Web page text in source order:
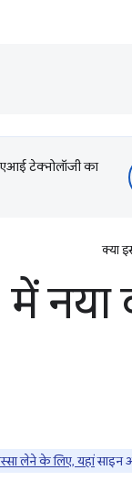
टेक्नोलॉजी का
क्या
नया
लेने के लिए, यहांसाइन